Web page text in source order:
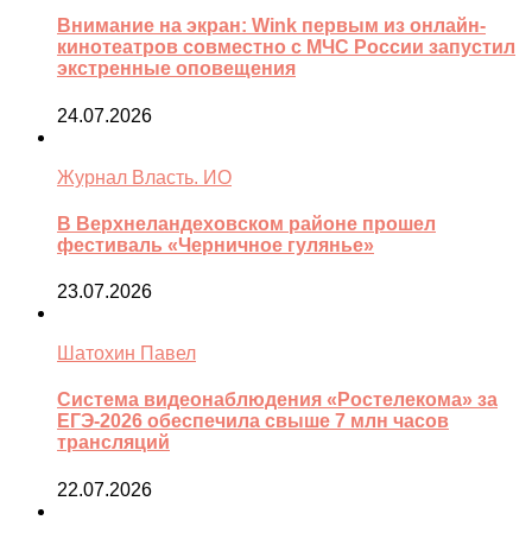
Внимание на экран: Wink первым из онлайн-
кинотеатров совместно с МЧС России запустил
экстренные оповещения
24.07.2026
Журнал Власть. ИО
В Верхнеландеховском районе прошел
фестиваль «Черничное гулянье»
23.07.2026
Шатохин Павел
Система видеонаблюдения «Ростелекома» за
ЕГЭ-2026 обеспечила свыше 7 млн часов
трансляций
22.07.2026